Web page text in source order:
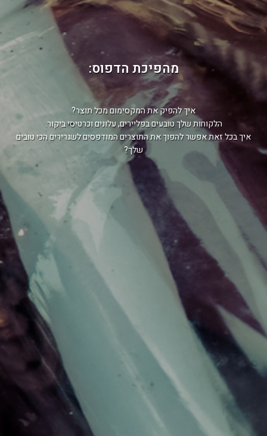
מהפיכת הדפוס:
איך להפיק את המקסימום מכל תוצר?
הלקוחות שלך טובעים בפליירים, עלונים וכרטיסי ביקור.
איך בכל זאת אפשר להפוך את התוצרים המודפסים לשגרירים הכי טובים
שלך?